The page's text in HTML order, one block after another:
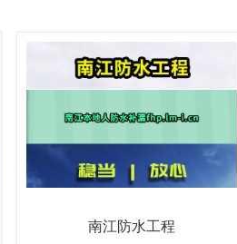
南江防水工程